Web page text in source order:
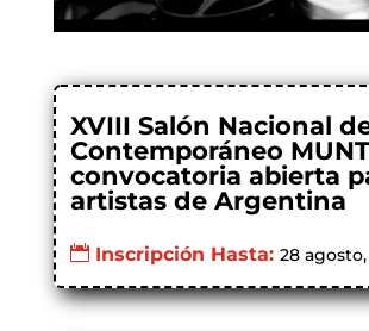
XVIII Salón Nacional
Contemporáneo
convocatoria abierta
artistas de Argentina
Inscripción Hasta: 28